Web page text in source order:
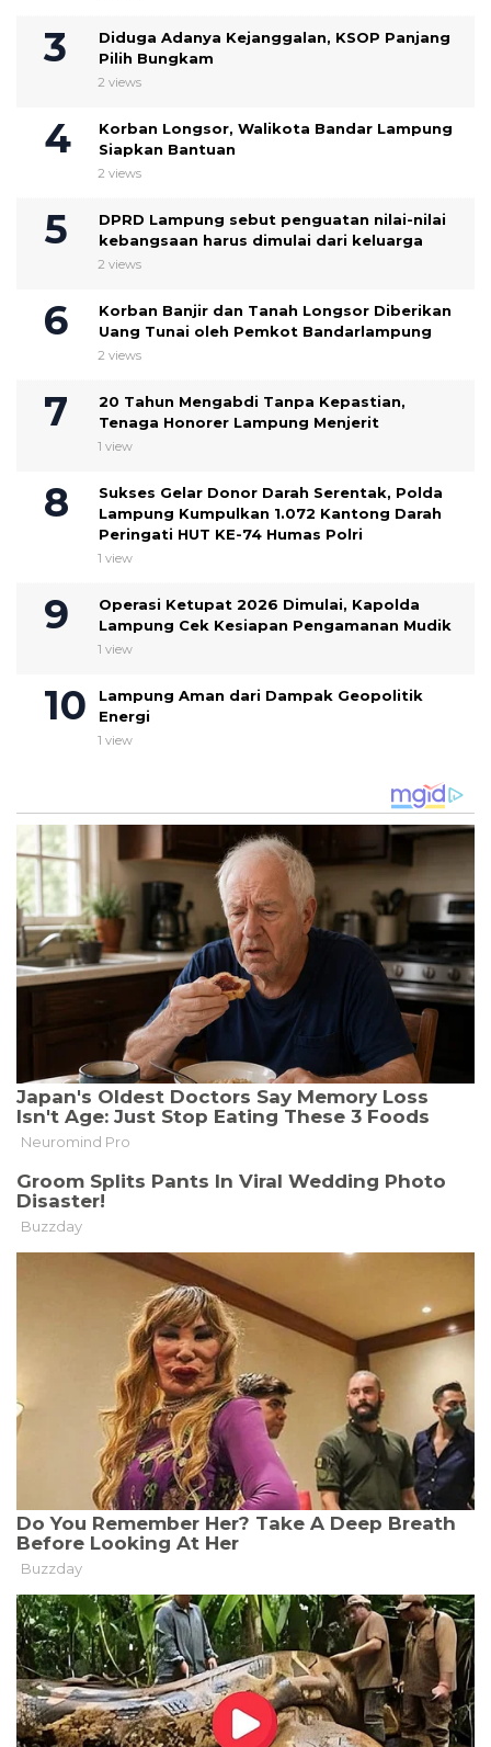
Diduga Adanya Kejanggalan, KSOP Panjang
Pilih Bungkam
2 views
Korban Longsor, Walikota Bandar Lampung
Siapkan Bantuan
2 views
DPRD Lampung sebut penguatan nilai-nilai
kebangsaan harus dimulai dari keluarga
2 views
Korban Banjir dan Tanah Longsor Diberikan
Uang Tunai oleh Pemkot Bandarlampung
2 views
20 Tahun Mengabdi Tanpa Kepastian,
Tenaga Honorer Lampung Menjerit
1 view
Sukses Gelar Donor Darah Serentak, Polda
Lampung Kumpulkan 1.072 Kantong Darah
Peringati HUT KE-74 Humas Polri
1 view
Operasi Ketupat 2026 Dimulai, Kapolda
Lampung Cek Kesiapan Pengamanan Mudik
1 view
Lampung Aman dari Dampak Geopolitik
Energi
1 view